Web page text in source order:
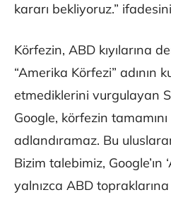
kararı bekliyoruz.”
Körfezin, ABD kıyılarına
“Amerika Körfezi” adının
etmediklerini vurgulayan
Google, körfezin
adlandıramaz. Bu
Bizim talebimiz, Google’ın
yalnızca ABD